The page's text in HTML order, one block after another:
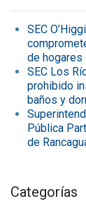
SEC
de hogares
SEC Los
prohibido
baños y
Pública
de
Categorías